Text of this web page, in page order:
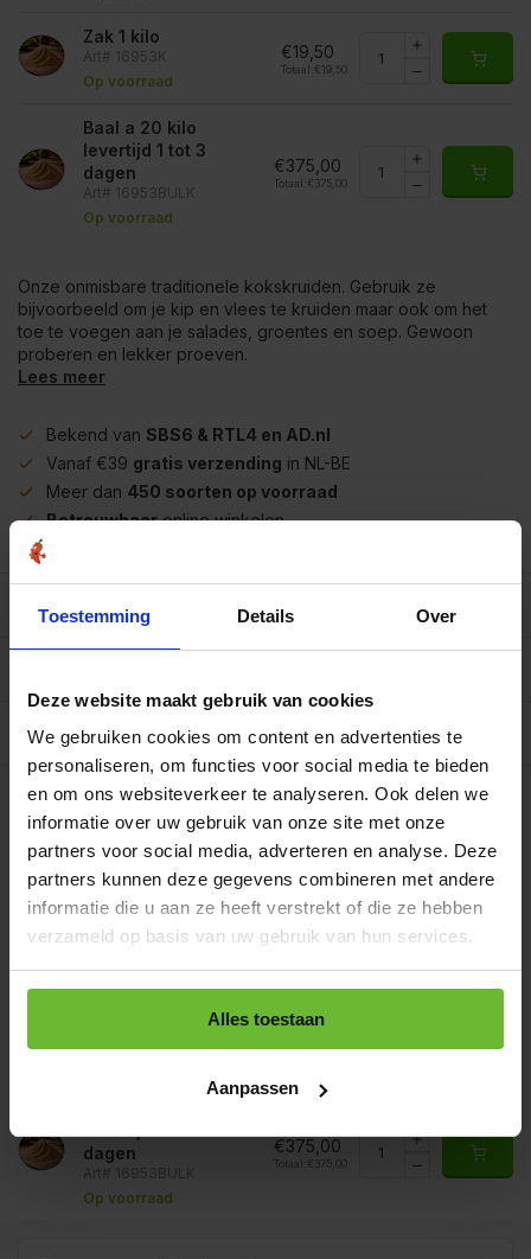
Toestemming Details Over
Deze website maakt gebruik van cookies
We gebruiken cookies om content en advertenties te
personaliseren, om functies voor social media te bieden
en om ons websiteverkeer te analyseren. Ook delen we
informatie over uw gebruik van onze site met onze
partners voor social media, adverteren en analyse. Deze
partners kunnen deze gegevens combineren met andere
informatie die u aan ze heeft verstrekt of die ze hebben
verzameld op basis van uw gebruik van hun services.
Alles toestaan
Aanpassen
Zak 1 kilo
Art# 16953K
Op voorraad
€19,50
Totaal: €19,50
Baal a 20 kilo
levertijd 1 tot 3
dagen
Art# 16953BULK
Op voorraad
€375,00
Totaal: €375,00
Onze onmisbare traditionele kokskruiden. Gebruik ze
bijvoorbeeld om je kip en vlees te kruiden maar ook om het
toe te voegen aan je salades, groentes en soep. Gewoon
proberen en lekker proeven.
Lees meer
Bekend van SBS6 & RTL4 en AD.nl
Vanaf €39 gratis verzending in NL-BE
Meer dan 450 soorten op voorraad
Betrouwbaaronline winkelen
Beschrijving
Allergenen/voedingswaarden per 100 gram
Op werkdagen voor 15.00 uur besteld, dezelfde dag
verzonden.
Zakje 80 gram
Art# 16953S
Op voorraad
€3,75
Strooibus 200 gram
Art# 16953Z
Op voorraad
€7,10
€19,50
Totaal:€19,50
dagen
Art# 16953BULK
Op voorraad
€375,00
Totaal: €375,00